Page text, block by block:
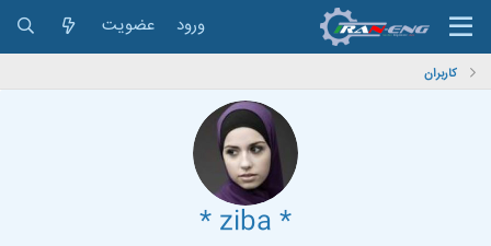
ورود عضویت
کاربران
* ziba *